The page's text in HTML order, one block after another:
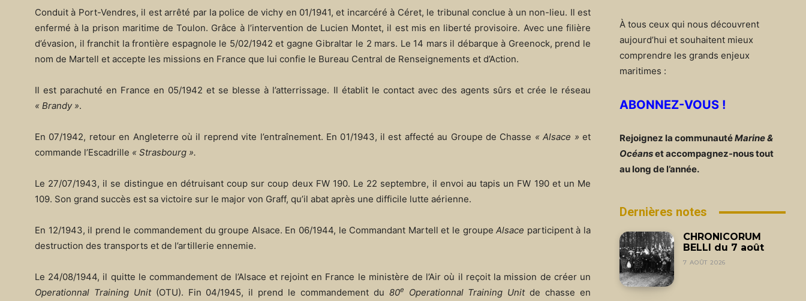
Conduit à Port-Vendres, il est arrêté par la police de vichy en 01/1941, et incarcéré à Céret, le tribunal conclue à un non-lieu. Il est
enfermé à la prison maritime de Toulon. Grâce à l’intervention de Lucien Montet, il est mis en liberté provisoire. Avec une filière
d’évasion, il franchit la frontière espagnole le 5/02/1942 et gagne Gibraltar le 2 mars. Le 14 mars il débarque à Greenock, prend le
nom de Martell et accepte les missions en France que lui confie le Bureau Central de Renseignements et d’Action.
Il est parachuté en France en 05/1942 et se blesse à l’atterrissage. Il établit le contact avec des agents sûrs et crée le réseau
« Brandy ».
En 07/1942, retour en Angleterre où il reprend vite l’entraînement. En 01/1943, il est affecté au Groupe de Chasse « Alsace » et
commande l’Escadrille « Strasbourg ».
Le 27/07/1943, il se distingue en détruisant coup sur coup deux FW 190. Le 22 septembre, il envoi au tapis un FW 190 et un Me
109. Son grand succès est sa victoire sur le major von Graff, qu’il abat après une difficile lutte aérienne.
En 12/1943, il prend le commandement du groupe Alsace. En 06/1944, le Commandant Martell et le groupeAlsace participent à la
destruction des transports et de l’artillerie ennemie.
Le 24/08/1944, il quitte le commandement de l’Alsace et rejoint en France le ministère de l’Air où il reçoit la mission de créer un
Operationnal Training Unit(OTU). Fin 04/1945, il prend le commandement du 80e Operationnal Training Unitde chasse en
À tous ceux qui nous découvrent
aujourd’hui et souhaitent mieux
comprendre les grands enjeux
maritimes :
ABONNEZ-VOUS !
Rejoignez la communautéMarine &
Océanset accompagnez-nous tout
au long de l’année.
Dernières notes
CHRONICORUM
BELLI du 7 août
7 AOÛT 2026